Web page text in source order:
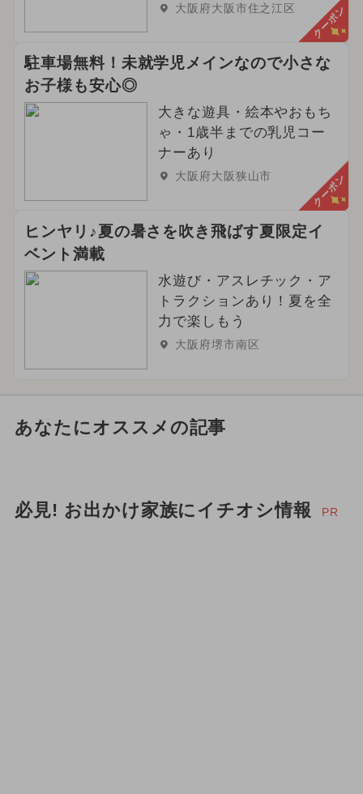
大阪府大阪市住之江区 クーポン
駐車場無料！未就学児メインなので小さな
お子様も安心◎
大きな遊具・絵本やおもち
ゃ・1歳半までの乳児コー
ナーあり
大阪府大阪狭山市 クーポン
ヒンヤリ♪夏の暑さを吹き飛ばす夏限定イ
ベント満載
水遊び・アスレチック・ア
トラクションあり！夏を全
力で楽しもう
大阪府堺市南区
あなたにオススメの記事
必見! お出かけ家族にイチオシ情報 PR